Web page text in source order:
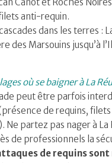
anti-requin.
dans les terres :
des Marsouins jusqu’à
où se baigner à La
peut être parfois
de requins,
partez pas nager à La
de professionnels la
de requins sont